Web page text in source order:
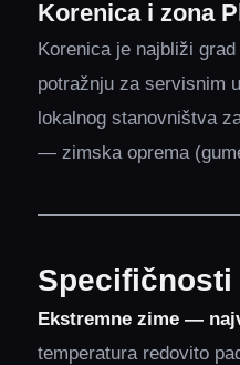
Korenica i zona
Korenica je najbliži
potražnju za servisnim
lokalnog stanovništva
— zimska oprema
Specifičnosti
Ekstremne zime —
temperatura redovito